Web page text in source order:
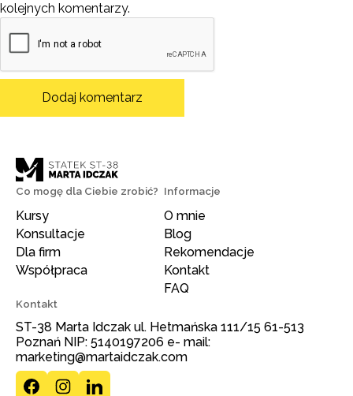
kolejnych komentarzy.
Co mogę dla Ciebie zrobić?
Kursy
Konsultacje
Dla firm
Współpraca
Informacje
O mnie
Blog
Rekomendacje
Kontakt
FAQ
Kontakt
ST-38 Marta Idczak ul. Hetmańska 111/15 61-513
Poznań NIP: 5140197206 e- mail:
marketing@martaidczak.com